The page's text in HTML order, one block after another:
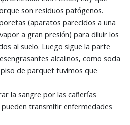
son residuos patógenos.
(aparatos parecidos a una
a gran presión) para diluir los
al suelo. Luego sigue la parte
alcalinos, como soda
de parquet tuvimos que
la sangre por las cañerías
transmitir enfermedades